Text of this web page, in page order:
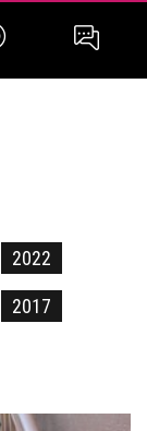
2022
2017